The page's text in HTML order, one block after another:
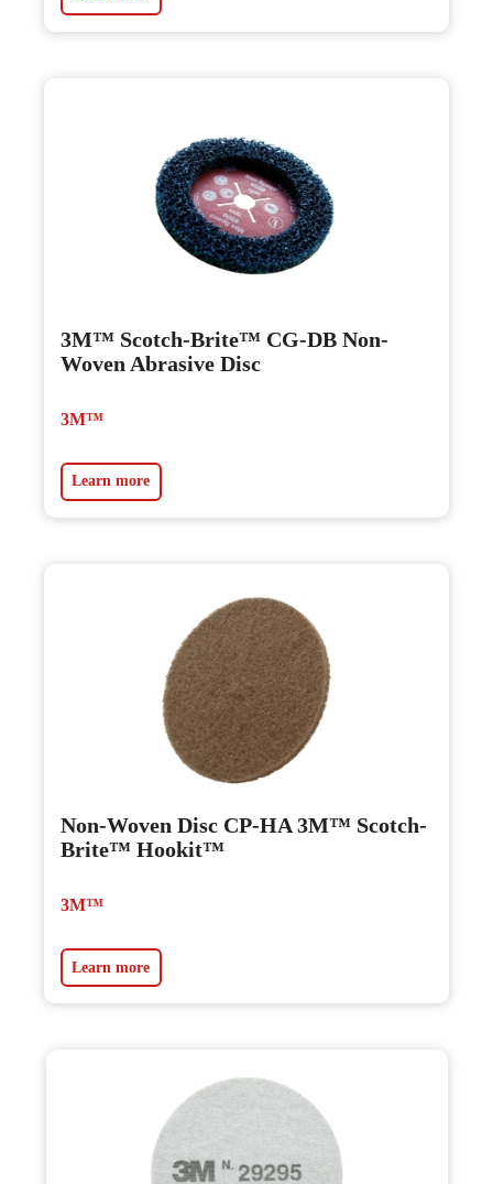
3M™ Scotch-Brite™ CG-DB Non-
Woven Abrasive Disc
3M™
Learn more
Non-Woven Disc CP-HA 3M™ Scotch-
Brite™ Hookit™
3M™
Learn more